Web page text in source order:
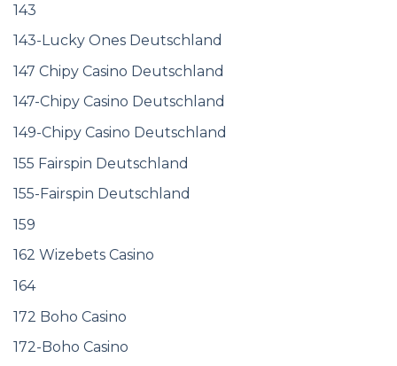
143
143-Lucky Ones Deutschland
147 Chipy Casino Deutschland
147-Chipy Casino Deutschland
149-Chipy Casino Deutschland
155 Fairspin Deutschland
155-Fairspin Deutschland
159
162 Wizebets Casino
164
172 Boho Casino
172-Boho Casino